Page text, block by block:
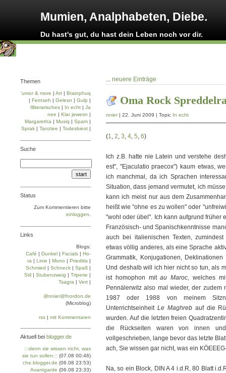
Mumien, Analphabeten, Diebe.
Du hast's gut, du hast dein Leben noch vor dir.
... neuere Einträge
Oma Rock
nnier| 22. Juni 2009 | Topic In echt
(1, 2, 3, 4, 5, 6)
Ich z.B. hatte nie Latein und verstehe
est", "Ejaculatio praecox") kaum etwas,
ich manchmal, da ich Sprachen
Situation, dass jemand vermutet, ich
kann ich meist nur aus dem
heißt wie "ohne es zu wollen" oder
"wohl oder übel". Ich kann aufgrund früher
Französisch- und Spanischkenntnisse
auch bei italienischen Texten,
etwas völlig anderes, als eine Sprache
Grammatik, Konjugationen,
Und deshalb will ich hier nicht so tun, als
ist homophon mitau Maroc, welches
Pennälerwitz also mal wieder, der
1987 oder 1988 von meinem
Unterrichtseinheit Le Maghrebauf die
wurden. Auf die letzten freien
die Rückseiten waren von innen
vollgeschrieben, lange bevor das letzte
ach, Sie wissen gar nicht, was ein
Na, so ein Block, DIN A 4 i.d.R, 80 Blatt
Themen
'umor & more | Art | Brainphuq
| Fernseh | Gelesn | Gulp |
Illiterarisches | In echt | Ja
nee | Klar jewesn |
Margaretha | Musiq | Spam |
Sprak | Tanztee | Todesbiest |
Suche
Status
Zum Kommentieren bitte
einloggen
Links
Blogs:
Café | Dun­kel | Facials | Ho­
ra | Linie | Mo­no | Prie­di­tis |
Schmied | Schneck | Spaß |
Stil | Stu­ben­zweig | Tri­pe­rie |
Tsa­gra | Vert |
@nnier@fnordon.de
(Microblog)
rss | mit Kommentaren
Aktuell bei blogger.de
:::denn sie wissen nicht, was
sie tun sollen::: (07.08 00:46)
che.blogger.de (06.08 23:53)
Avantgarde (06.08 23:33)